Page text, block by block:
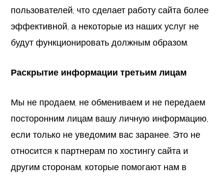
пользователей, что сделает работу сайта более
эффективной, а некоторые из наших услуг не
будут функционировать должным образом.
Раскрытие информации третьим лицам
Мы не продаем, не обмениваем и не передаем
посторонним лицам вашу личную информацию,
если только не уведомим вас заранее. Это не
относится к партнерам по хостингу сайта и
другим сторонам, которые помогают нам в